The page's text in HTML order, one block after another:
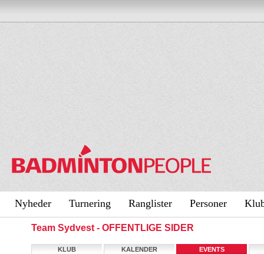
Nyheder Turnering Ranglister Personer
Team Sydvest - OFFENTLIGE SIDER
KLUB KALENDER
EVENTS